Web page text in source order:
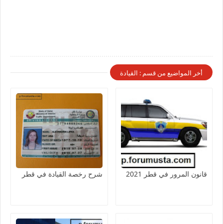
أخر المواضيع من قسم : القيادة
قانون المرور في قطر 2021 شرح رخصة القيادة في قطر